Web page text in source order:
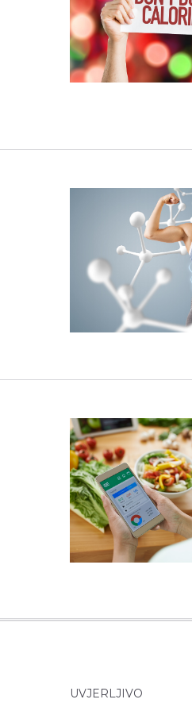
UVJERLJIVO